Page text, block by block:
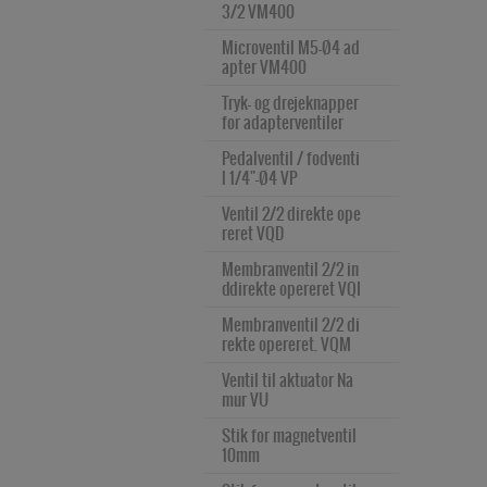
3/2 VM400
Microventil M5-Ø4 ad
apter VM400
Tryk- og drejeknapper
for adapterventiler
Pedalventil / fodventi
l 1/4"-Ø4 VP
Ventil 2/2 direkte ope
reret VQD
Membranventil 2/2 in
ddirekte opereret VQI
Membranventil 2/2 di
rekte opereret. VQM
Ventil til aktuator Na
mur VU
Stik for magnetventil
10mm